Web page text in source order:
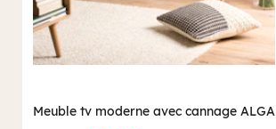
Meuble tv moderne avec cannage ALGA